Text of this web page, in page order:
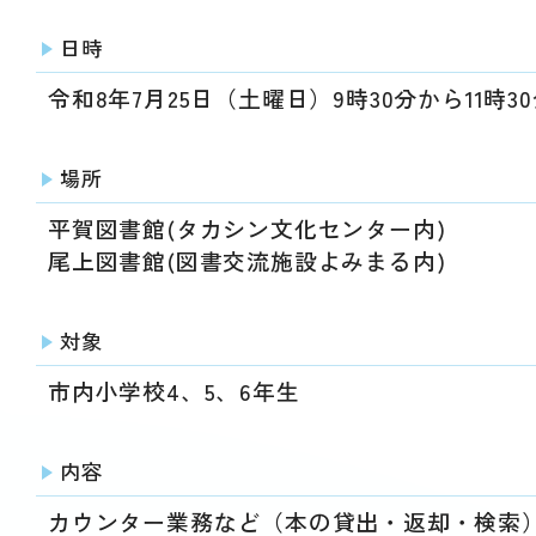
日時
令和8年7月25日（土曜日）9時30分から11時
場所
平賀図書館(タカシン文化センター内)
尾上図書館(図書交流施設よみまる内)
対象
市内小学校4、5、6年生
内容
カウンター業務など （本の貸出・返却・検索）